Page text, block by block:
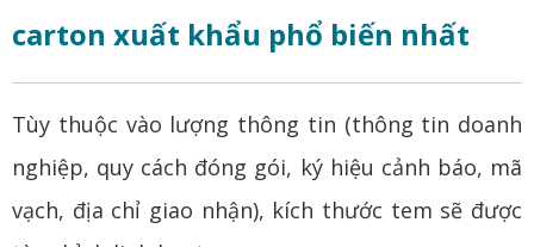
carton xuất khẩu phổ biến nhất
Tùy thuộc vào lượng thông tin (thông tin doanh
nghiệp, quy cách đóng gói, ký hiệu cảnh báo, mã
vạch, địa chỉ giao nhận), kích thước tem sẽ được